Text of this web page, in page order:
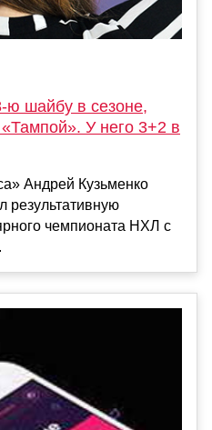
ю шайбу в сезоне,
У него 3+2 в
Андрей Кузьменко
результативную
чемпионата НХЛ с